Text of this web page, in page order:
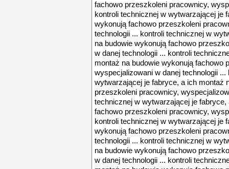
fachowo przeszkoleni pracownicy,
kontroli technicznej w wytwarzającej je
wykonują fachowo przeszkoleni
technologii ... kontroli technicznej w
na budowie wykonują fachowo
w danej technologii ... kontroli
montaż na budowie wykonują fachowo
wyspecjalizowani w danej technologii
wytwarzającej je fabryce, a ich montaż
przeszkoleni pracownicy,
technicznej w wytwarzającej je
fachowo przeszkoleni pracownicy,
kontroli technicznej w wytwarzającej je
wykonują fachowo przeszkoleni
technologii ... kontroli technicznej w
na budowie wykonują fachowo
w danej technologii ... kontroli